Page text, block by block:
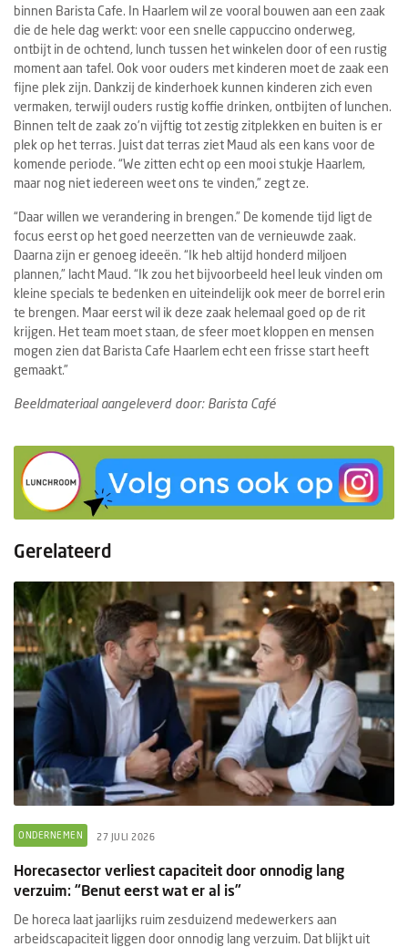
binnen Barista Cafe. In Haarlem wil ze vooral bouwen aan een zaak
die de hele dag werkt: voor een snelle cappuccino onderweg,
ontbijt in de ochtend, lunch tussen het winkelen door of een rustig
moment aan tafel. Ook voor ouders met kinderen moet de zaak een
fijne plek zijn. Dankzij de kinderhoek kunnen kinderen zich even
vermaken, terwijl ouders rustig koffie drinken, ontbijten of lunchen.
Binnen telt de zaak zo’n vijftig tot zestig zitplekken en buiten is er
plek op het terras. Juist dat terras ziet Maud als een kans voor de
komende periode. “We zitten echt op een mooi stukje Haarlem,
maar nog niet iedereen weet ons te vinden,” zegt ze.
“Daar willen we verandering in brengen.” De komende tijd ligt de
focus eerst op het goed neerzetten van de vernieuwde zaak.
Daarna zijn er genoeg ideeën. “Ik heb altijd honderd miljoen
plannen,” lacht Maud. “Ik zou het bijvoorbeeld heel leuk vinden om
kleine specials te bedenken en uiteindelijk ook meer de borrel erin
te brengen. Maar eerst wil ik deze zaak helemaal goed op de rit
krijgen. Het team moet staan, de sfeer moet kloppen en mensen
mogen zien dat Barista Cafe Haarlem echt een frisse start heeft
gemaakt.”
Beeldmateriaal aangeleverd door: Barista Café
Gerelateerd
ONDERNEMEN 27 JULI 2026
Horecasector verliest capaciteit door onnodig lang
verzuim: “Benut eerst wat er al is”
De horeca laat jaarlijks ruim zesduizend medewerkers aan
arbeidscapaciteit liggen door onnodig lang verzuim. Dat blijkt uit